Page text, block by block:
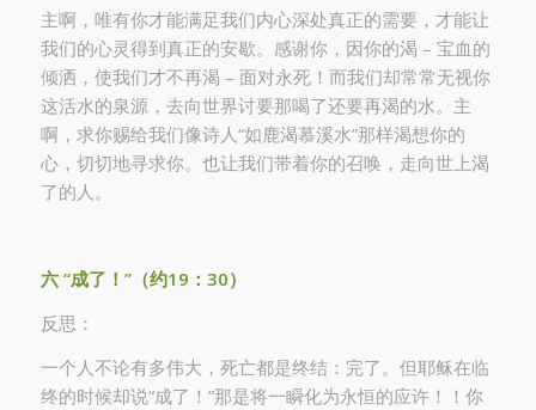
主啊，唯有你才能满足我们内心深处真正的需要，才能让
我们的心灵得到真正的安歇。感谢你，因你的渴 – 宝血的
倾洒，使我们才不再渴 – 面对永死！而我们却常常无视你
这活水的泉源，去向世界讨要那喝了还要再渴的水。主
啊，求你赐给我们像诗人“如鹿渴慕溪水”那样渴想你的
心，切切地寻求你。也让我们带着你的召唤，走向世上渴
了的人。
六 “成了！ ”（约19 ： 30）
反思：
一个人不论有多伟大，死亡都是终结：完了。但耶稣在临
终的时候却说“成了！”那是将一瞬化为永恒的应许！！你